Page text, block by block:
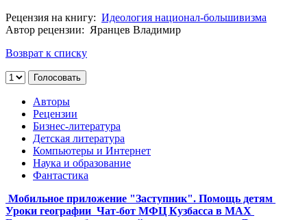
Рецензия на книгу: Идеология национал-большивизма
Автор рецензии: Яранцев Владимир
Возврат к списку
Авторы
Рецензии
Бизнес-литература
Детская литература
Компьютеры и Интернет
Наука и образование
Фантастика
Мобильное приложение "Заступник". Помощь детям
Уроки географии Чат-бот МФЦ Кузбасса в MAX